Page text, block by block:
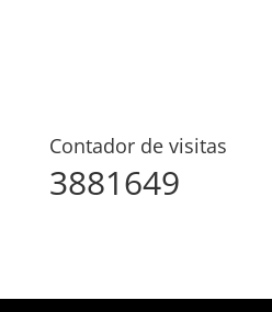
Contador de visitas
3881649